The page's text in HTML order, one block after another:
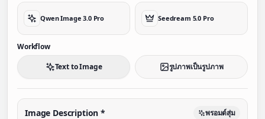
Qwen Image 3.0 Pro Seedream 5.0 Pro
Workflow
Text to Image
รูปภาพเป็นรูปภาพ
Image Description * พรอมต์สุ่ม